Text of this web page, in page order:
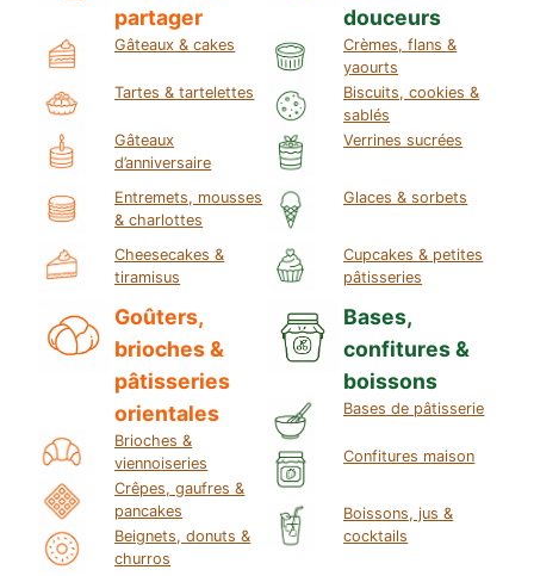
partager
Gâteaux & cakes
Tartes & tartelettes
Gâteaux
d’anniversaire
Entremets, mousses
& charlottes
Cheesecakes &
tiramisus
douceurs
Crèmes, flans &
yaourts
Biscuits, cookies &
sablés
Verrines sucrées
Glaces & sorbets
Cupcakes & petites
pâtisseries
Goûters,
brioches &
pâtisseries
orientales
Brioches &
viennoiseries
Crêpes, gaufres &
pancakes
Beignets, donuts &
churros
Bases,
confitures &
boissons
Bases de pâtisserie
Confitures maison
Boissons, jus &
cocktails